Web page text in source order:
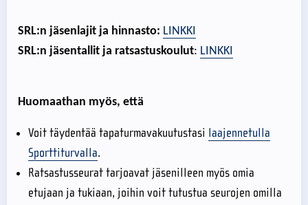
SRL:n jäsenlajit ja hinnasto: LINKKI
SRL:n jäsentallit ja ratsastuskoulut: LINKKI
Huomaathan myös, että
Voit täydentää tapaturmavakuutustasi laajennetulla
Sporttiturvalla.
Ratsastusseurat tarjoavat jäsenilleen myös omia
etujaan ja tukiaan, joihin voit tutustua seurojen omilla